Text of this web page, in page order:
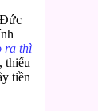
Đức
ra thì
thiếu
tiền